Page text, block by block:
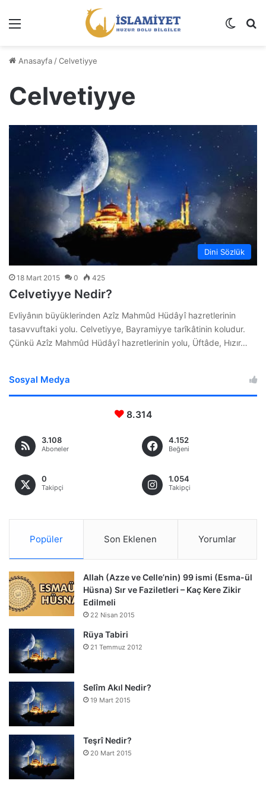
Dış
Anasayfa /Celvetiyye
Celvetiyye
Dini Sözlük
18 Mart 2015 0 425
Celvetiyye Nedir?
Evliyânın büyüklerinden Azîz Mahmûd Hüdâyî hazretlerinin
tasavvuftaki yolu. Celvetiyye, Bayramiyye tarîkâtinin koludur.
Çünkü Azîz Mahmûd Hüdâyî hazretlerinin yolu, Üftâde, Hızır…
Sosyal Medya
8.314
3.108
Aboneler
4.152
Beğeni
0
Takipçi
1.054
Takipçi
Popüler Son Eklenen Yorumlar
Allah (Azze ve Celle’nin) 99 ismi (Esma-ül
Hüsna) Sır ve Faziletleri – Kaç Kere Zikir
Edilmeli
22 Nisan 2015
Rüya Tabiri
21 Temmuz 2012
Selîm Akıl Nedir?
19 Mart 2015
Teşrî Nedir?
20 Mart 2015